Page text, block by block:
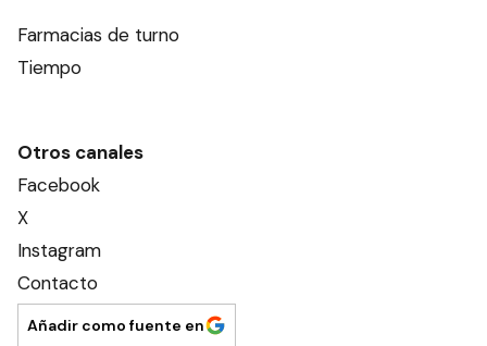
Farmacias de turno
Tiempo
Otros canales
Facebook
X
Instagram
Contacto
Añadir como fuente en